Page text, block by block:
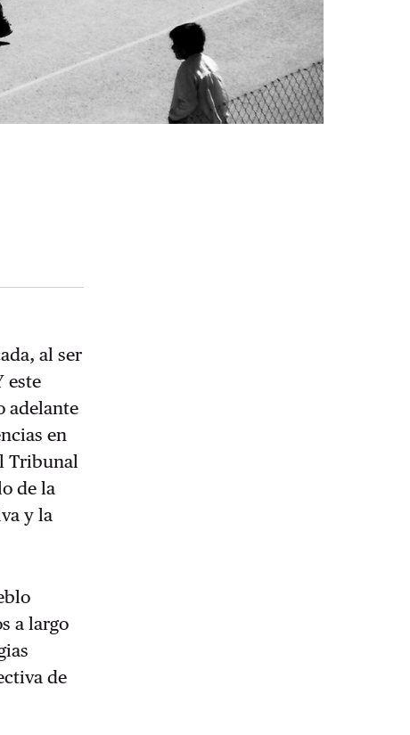
al ser
este
adelante
en
Tribunal
de la
y la
a largo
de